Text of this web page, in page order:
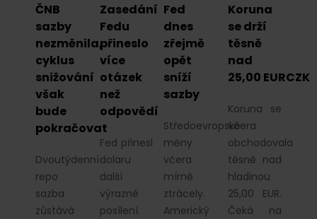
ČNB
sazby
nezměnila,
cyklus
snižování
však
bude
pokračovat
Dvoutýdenní
repo
sazba
zůstává
Zasedání
Fedu
přineslo
více
otázek
než
odpovědí
Fed přinesl
dolaru
další
výrazné
posílení.
Fed
dnes
zřejmě
opět
sníží
sazby
Středoevropské
měny
včera
mírně
ztrácely.
Americký
Koruna
se drží
těsně
nad
25,00 EURCZK
Koruna se
včera
obchodovala
těsně nad
hladinou
25,00 EUR.
Čeká na